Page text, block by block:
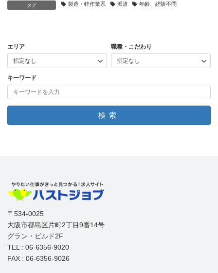
タグ 製造・軽作業系 派遣 年齢、経験不問
エリア 職種・こだわり
キーワード
検索
〒534-0025
大阪市都島区片町2丁目9番14号
グラン・ビルド2F
TEL : 06-6356-9020
FAX : 06-6356-9026